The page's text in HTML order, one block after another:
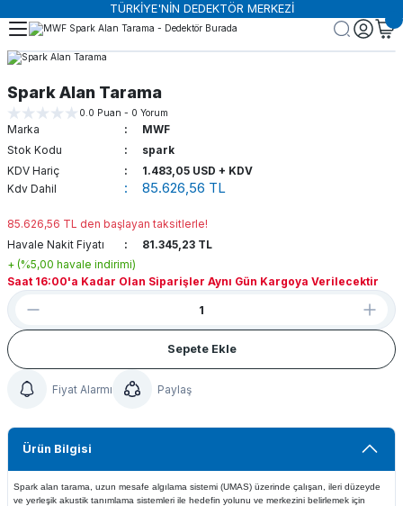
TÜRKİYE'NİN DEDEKTÖR MERKEZİ
Spark Alan Tarama
0.0 Puan - 0 Yorum
Kdv Dahil 85.626,56 TL
85.626,56 TL den başlayan taksitlerle!
Havale Nakit Fiyatı
81.345,23 TL
+ (%5,00 havale indirimi)
Marka
MWF
Stok Kodu
spark
KDV Hariç
1.483,05 USD + KDV
Saat 16:00'a Kadar Olan Siparişler Aynı Gün Kargoya Verilecektir
Sepete Ekle
Fiyat Alarmı Paylaş
Ürün Bilgisi
Spark alan tarama, uzun mesafe algılama sistemi (UMAS) üzerinde çalışan, ileri düzeyde
ve yerleşik akustik tanımlama sistemleri ile hedefin yolunu ve merkezini belirlemek için
Geri Dön
Arama Dedektörleri
Dedektörleri
Geri Dön
Sistemleri
Kapı Tipi Metal Dedektörleri
Bagaj ve Kargo Tarama Sistemleri
Geri Dön
Başlıkları
Başlıkları
Başlıkları
Geri Dön
Aksesuarları
Aksesuarları
Aksesuarları
Geri Dön
Dedektörü